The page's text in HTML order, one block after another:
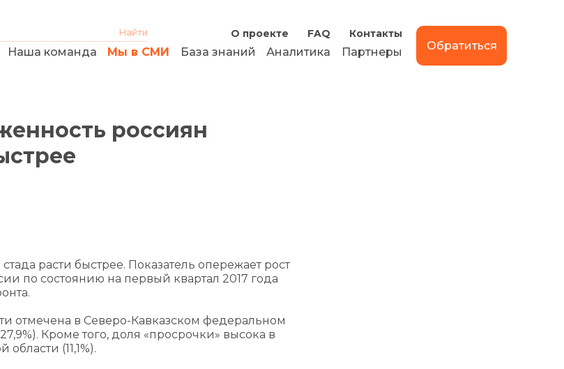
О проекте FAQ Контакты
Наша команда Мы в СМИ База знаний Аналитика Партнеры Обратиться
россиян
расти быстрее. Показатель опережает рост
по состоянию на первый квартал 2017 года
отмечена в Северо-Кавказском федеральном
Кроме того, доля «просрочки» высока в
(11,1%).